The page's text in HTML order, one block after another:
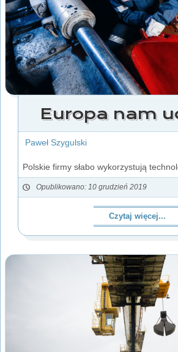
Europa nam
Paweł Szygulski
Polskie firmy słabo wykorzystują
Opublikowano: 10 grudzień 2019
Czytaj więcej...